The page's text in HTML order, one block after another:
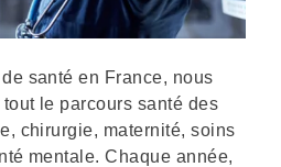
santé en France, nous
le parcours santé des
chirurgie, maternité, soins
mentale. Chaque année,